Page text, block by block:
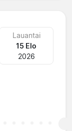
Lauantai
15 Elo
2026